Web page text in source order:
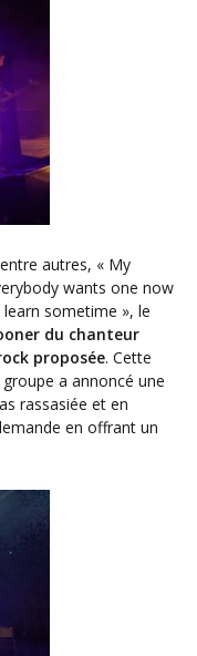
autres, « My
wants one now
learn sometime », le
du chanteur
proposée. Cette
a annoncé une
rassasiée et en
en offrant un